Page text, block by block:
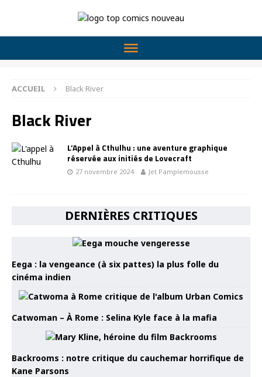
ACCUEIL Black River
Black River
L’Appel à Cthulhu : une aventure graphique
réservée aux initiés de Lovecraft
27 novembre 2024 Jet Pamplemousse
DERNIÈRES CRITIQUES
Eega : la vengeance (à six pattes) la plus folle du
cinéma indien
Catwoman – À Rome : Selina Kyle face à la mafia
Backrooms : notre critique du cauchemar horrifique de
Kane Parsons